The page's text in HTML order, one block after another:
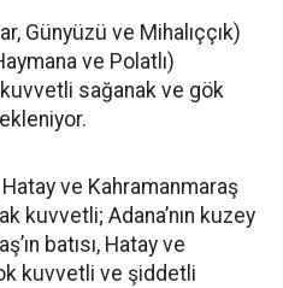
Günyüzü ve Mihalıççık)
ve Polatlı)
sağanak ve gök
ve Kahramanmaraş
kuvvetli; Adana’nın kuzey
batısı, Hatay ve
kuvvetli ve şiddetli